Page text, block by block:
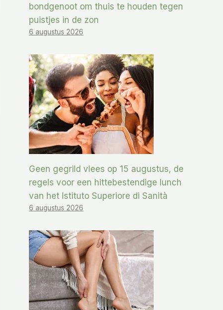
bondgenoot om thuis te houden tegen
puistjes in de zon
6 augustus 2026
Geen gegrild vlees op 15 augustus, de
regels voor een hittebestendige lunch
van het Istituto Superiore di Sanità
6 augustus 2026